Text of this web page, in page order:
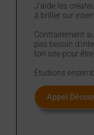
J'aide les
à briller sur
Contrairement
pas besoin
ton site pour
Étudions
Appel